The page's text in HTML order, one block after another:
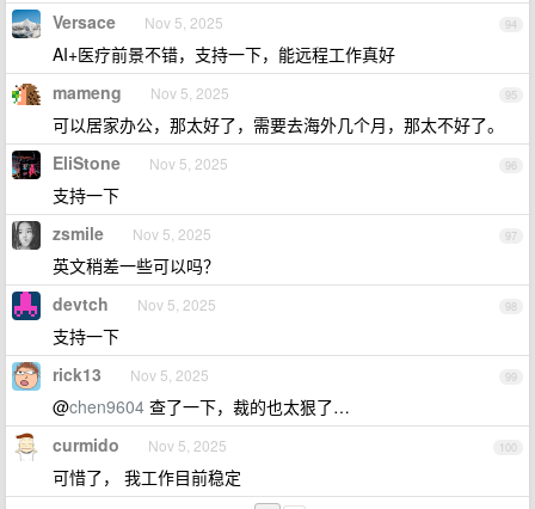
94
Versace Nov 5, 2025
AI+医疗前景不错，支持一下，能远程工作真好
95
mameng Nov 5, 2025
可以居家办公，那太好了，需要去海外几个月，那太不好了。
96
EliStone Nov 5, 2025
支持一下
97
zsmile Nov 5, 2025
英文稍差一些可以吗？
98
devtch Nov 5, 2025
支持一下
99
rick13 Nov 5, 2025
@chen9604 查了一下，裁的也太狠了…
100
curmido Nov 5, 2025
可惜了， 我工作目前稳定